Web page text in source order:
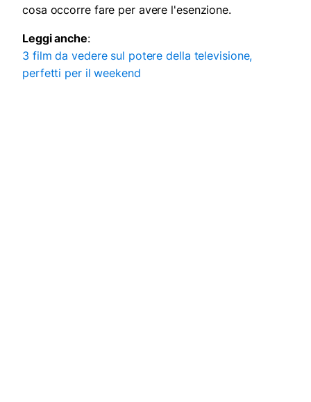
cosa occorre fare per avere l'esenzione.
Leggi anche:
3 film da vedere sul potere della televisione,
perfetti per il weekend